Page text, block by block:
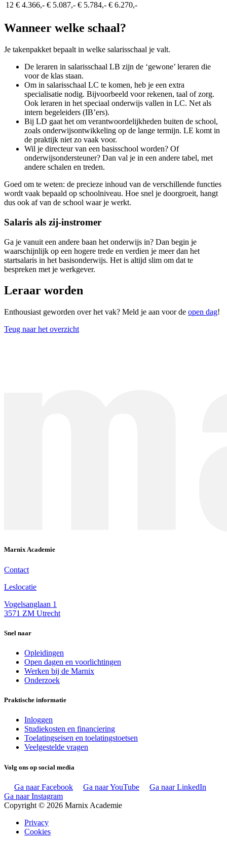
12 € 4.366,- € 5.087,- € 5.784,- € 6.270,-
Wanneer welke schaal?
Je takenpakket bepaalt in welke salarisschaal je valt.
De leraren in salarisschaal LB zijn de ‘gewone’ leraren die
voor de klas staan.
Om in salarisschaal LC te komen, heb je een extra
specialisatie nodig. Bijvoorbeeld voor rekenen, taal of zorg.
Ook leraren in het speciaal onderwijs vallen in LC. Net als
intern begeleiders (IB’ers).
Bij LD gaat het om verantwoordelijkheden buiten de school,
zoals onderwijsontwikkeling op de lange termijn. LE komt in
de praktijk niet zo vaak voor.
Wil je directeur van een basisschool worden? Of
onderwijsondersteuner? Dan val je in een andere tabel, met
andere schalen en treden.
Goed om te weten: de precieze inhoud van de verschillende functies
wordt vaak bepaald op schoolniveau. Hoe snel je doorgroeit, hangt
dus ook af van de school waar je werkt.
Salaris als zij-instromer
Ga je vanuit een andere baan het onderwijs in? Dan begin je
waarschijnlijk op een hogere trede en verdien je meer dan het
startsalaris in het basisonderwijs. Het is altijd slim om dat te
bespreken met je werkgever.
Leraar worden
Enthousiast geworden over het vak? Meld je aan voor de open dag!
Teug naar het overzicht
Marnix Academie
Contact
Leslocatie
Vogelsanglaan 1
3571 ZM Utrecht
Snel naar
Opleidingen
Open dagen en voorlichtingen
Werken bij de Marnix
Onderzoek
Praktische informatie
Inloggen
Studiekosten en financiering
Toelatingseisen en toelatingstoetsen
Veelgestelde vragen
Volg ons op social media
Ga naar Facebook Ga naar YouTube
Ga naar LinkedIn
Ga naar Instagram
Copyright © 2026 Marnix Academie
Privacy
Cookies